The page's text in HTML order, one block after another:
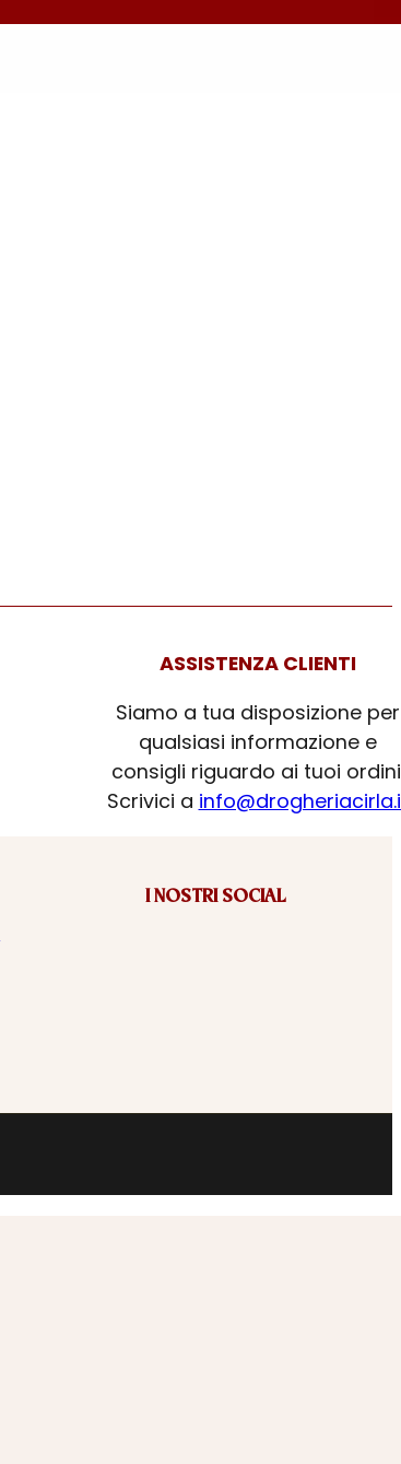
ASSISTENZA CLIENTI
Siamo a tua disposizione per
qualsiasi informazione e
consigli riguardo ai tuoi
Scrivici a
I NOSTRI SOCIAL